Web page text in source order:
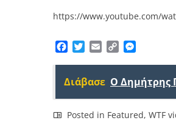
https://www.youtube.com/
Facebook
TwitterEmailCopy
Διάβασε Ο Δημήτρης
Posted in Featured, WTF